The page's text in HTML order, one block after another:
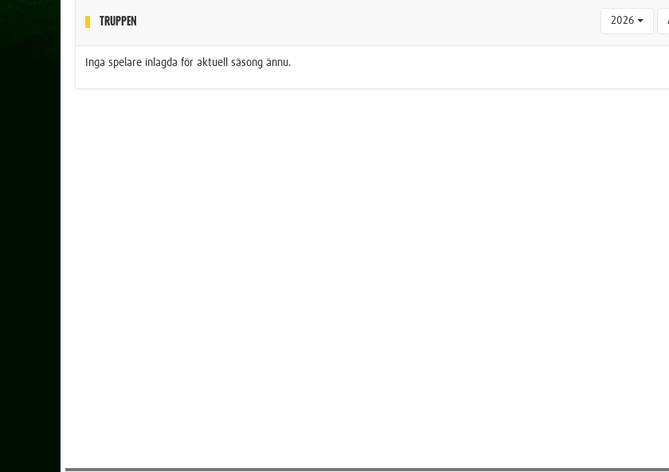
TRUPPEN 2026
Inga spelare inlagda för aktuell säsong ännu.